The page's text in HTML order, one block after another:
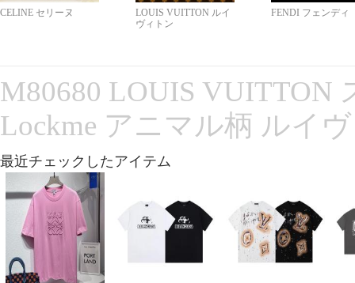
CELINE セリーヌ
LOUIS VUITTON ルイ
ヴィトン
FENDI フェンディ
M80680 LOUIS VUITTON
Lockme アニマル柄 ルイ
最近チェックしたアイテム